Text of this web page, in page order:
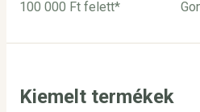
100 000 Ft felett*
Kiemelt termékek